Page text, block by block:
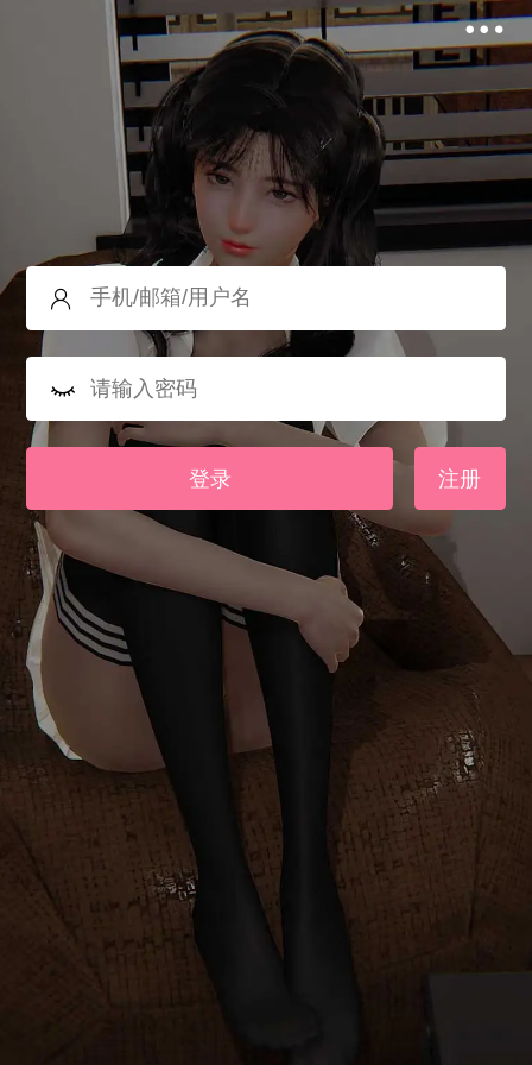
登录 注册